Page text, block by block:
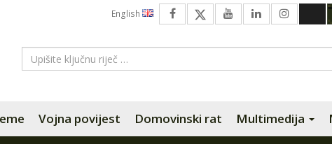
English
Vojna povijest Domovinski rat Multimedija